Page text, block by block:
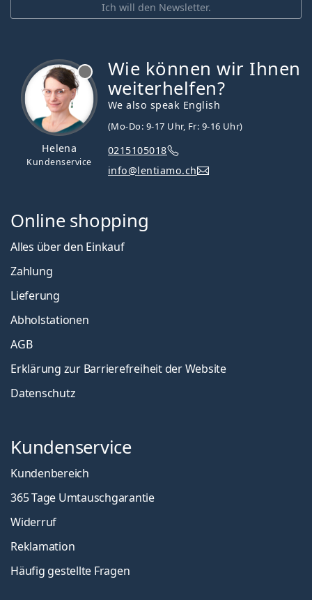
Ich will den Newsletter.
Helena
Kundenservice
Wie können wir Ihnen
weiterhelfen?
We also speak English
(Mo-Do: 9-17 Uhr, Fr: 9-16 Uhr)
0215105018
info@lentiamo.ch
Online shopping
Alles über den Einkauf
Zahlung
Lieferung
Abholstationen
AGB
Erklärung zur Barrierefreiheit der Website
Datenschutz
Kundenservice
Kundenbereich
365 Tage Umtauschgarantie
Widerruf
Reklamation
Häufig gestellte Fragen